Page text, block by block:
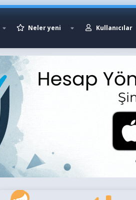
Neler yeni Kullanıcılar